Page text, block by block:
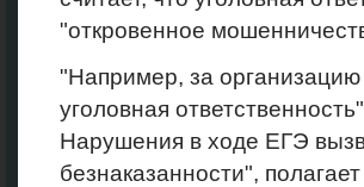
"откровенное
"Например, за
уголовная
Нарушения в ходе ЕГЭ
безнаказанности",